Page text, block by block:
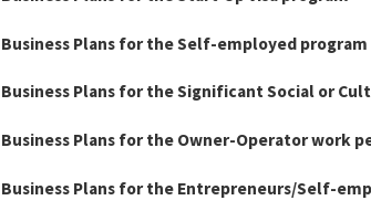
Business Plans for the Self-employed program
Business Plans for the Significant Social or
Business Plans for the Owner-Operator work
Business Plans for the Entrepreneurs/Self-